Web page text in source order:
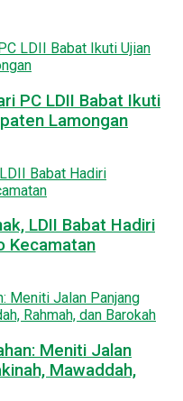
PC LDII Babat Ikuti
Lamongan
LDII Babat Hadiri
Kecamatan
Meniti Jalan
Mawaddah,